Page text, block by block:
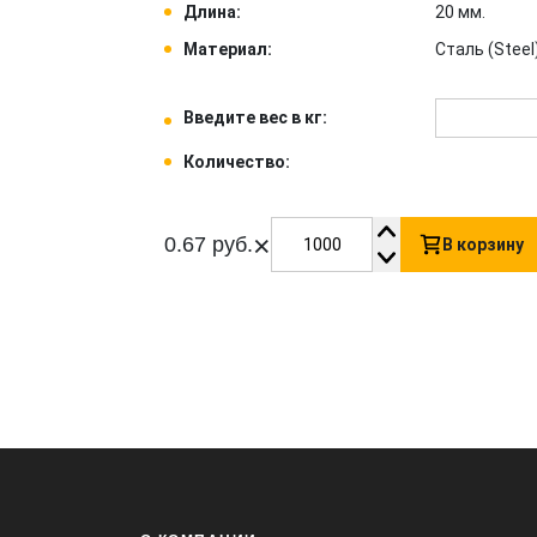
Длина:
20 мм.
Материал:
Сталь (Steel)
Введите вес в кг:
Количество:
0.67 руб.× В корзину